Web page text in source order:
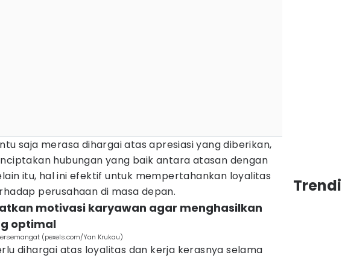
saja merasa dihargai atas apresiasi yang diberikan,
hubungan yang baik antara atasan dengan
itu, hal ini efektif untuk mempertahankan loyalitas
perusahaan di masa depan.
motivasi karyawan agar menghasilkan
optimal
(pexels.com/Yan Krukau)
dihargai atas loyalitas dan kerja kerasnya selama